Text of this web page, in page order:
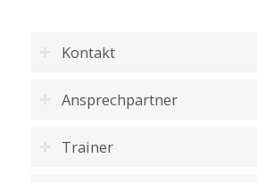
Kontakt
Ansprechpartner
Trainer